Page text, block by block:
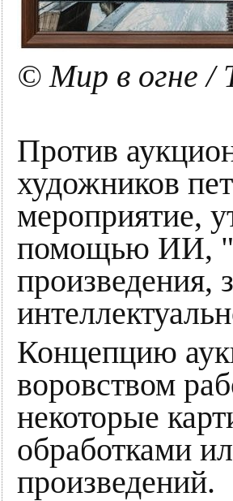
© Мир в огне /
Против
художников
мероприятие,
помощью ИИ,
Концепцию
воровством
некоторые
обработками
произведений.